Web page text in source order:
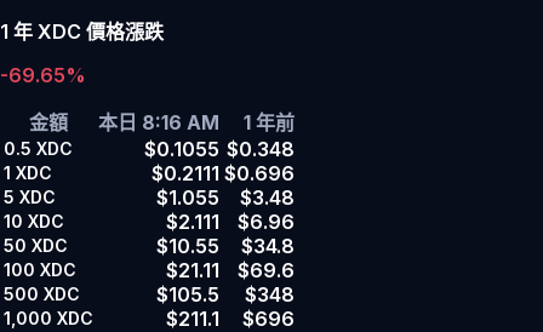
1 年 XDC 價格漲跌
-69.65%
金額
本日 8:16 AM 1 年前
0.5 XDC $0.1055 $0.348
1 XDC $0.2111 $0.696
5 XDC $1.055 $3.48
10 XDC $2.111 $6.96
50 XDC $10.55 $34.8
100 XDC $21.11 $69.6
500 XDC $105.5 $348
1,000 XDC $211.1
$696